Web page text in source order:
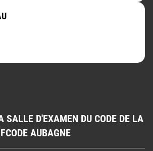
SALLE D'EXAMEN DU CODE DE LA
AUBAGNE